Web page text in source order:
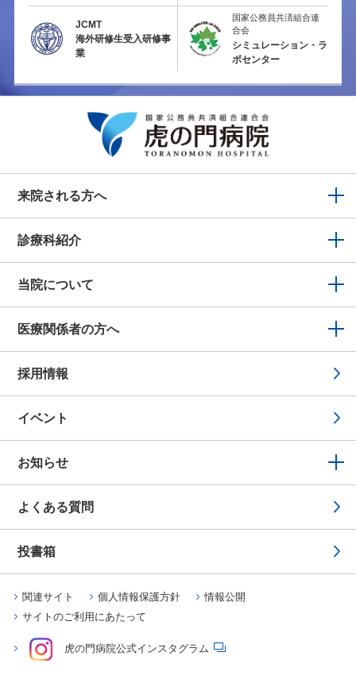
JCMT
海外研修生受入研修事
業
国家公務員共済組合連
合会
シミュレーション・ラ
ボセンター
来院される方へ
診療科紹介
当院について
医療関係者の方へ
採用情報
イベント
お知らせ
よくある質問
投書箱
関連サイト 個人情報保護方針
情報公開
サイトのご利用にあたって
虎の門病院公式インスタグラム